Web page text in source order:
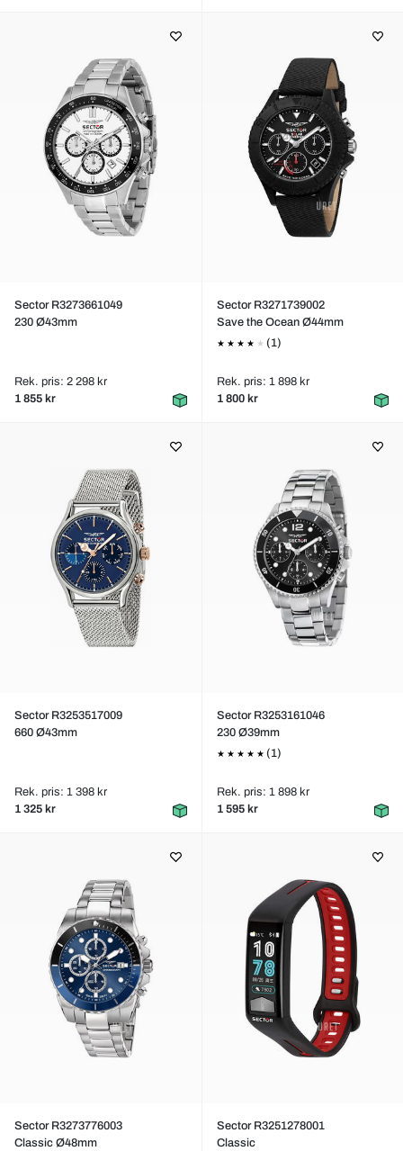
Sector R3273661049
230 Ø43mm
Rek. pris: 2 298 kr
1 855 kr
Sector R3271739002
Save the Ocean Ø44mm
(1)
Rek. pris: 1 898 kr
1 800 kr
Sector R3253517009
660 Ø43mm
Rek. pris: 1 398 kr
1 325 kr
Sector R3253161046
230 Ø39mm
(1)
Rek. pris: 1 898 kr
1 595 kr
Sector R3273776003
Classic Ø48mm
Sector R3251278001
Classic